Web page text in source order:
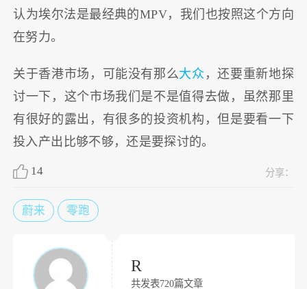
认为埃尔法是最经典的MPV，我们也按照这个方向
在努力。
关于香港市场，可能没有那么大众 ，还要重新地探
讨一下，这个市场我们是不是值得去做，虽然那里
有很好的露出，有很多的投资机构，但是要看一下
投入产出比够不够，还是要探讨的。
14 分享：
蔚来 零跑
R
共发表720篇文章